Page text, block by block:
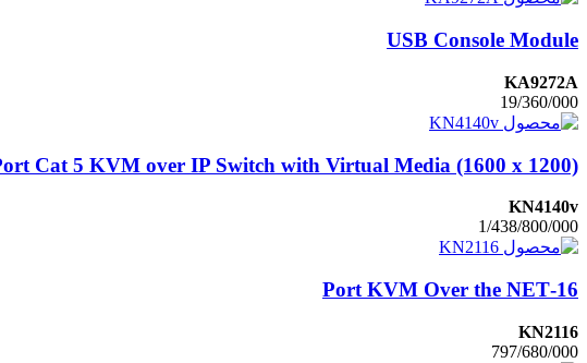
USB Console Module
KA9272A
19/360/000
Cat 5 KVM over IP Switch with Virtual Media (1600 x 1200)
KN4140v
1/438/800/000
16-Port KVM Over the NET
KN2116
797/680/000